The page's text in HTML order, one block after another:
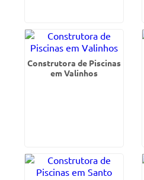
Construtora de Piscinas
em Valinhos